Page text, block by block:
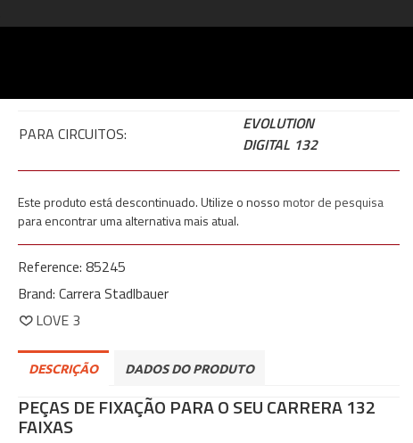
PARA CIRCUITOS:
EVOLUTION
DIGITAL 132
Este produto está descontinuado. Utilize o nossomotor de pesquisa
para encontrar uma alternativa mais atual.
Reference: 85245
Brand: Carrera Stadlbauer
LOVE 3
DESCRIÇÃO DADOS DO PRODUTO
PEÇAS DE FIXAÇÃO PARA O SEU CARRERA 132
FAIXAS